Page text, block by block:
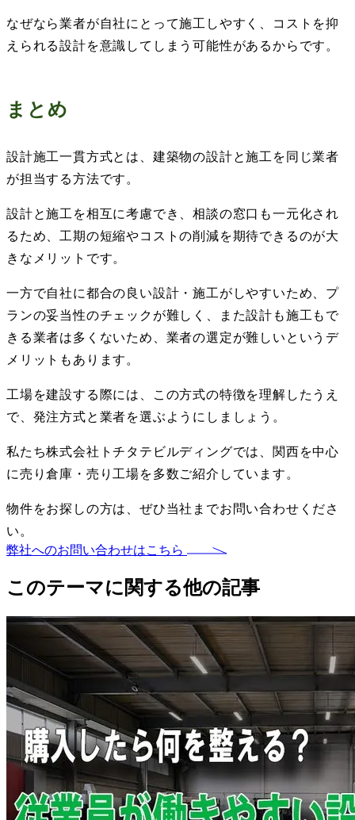
なぜなら業者が自社にとって施工しやすく、コストを抑
えられる設計を意識してしまう可能性があるからです。
まとめ
設計施工一貫方式とは、建築物の設計と施工を同じ業者
が担当する方法です。
設計と施工を相互に考慮でき、相談の窓口も一元化され
るため、工期の短縮やコストの削減を期待できるのが大
きなメリットです。
一方で自社に都合の良い設計・施工がしやすいため、プ
ランの妥当性のチェックが難しく、また設計も施工もで
きる業者は多くないため、業者の選定が難しいというデ
メリットもあります。
工場を建設する際には、この方式の特徴を理解したうえ
で、発注方式と業者を選ぶようにしましょう。
私たち株式会社トチタテビルディングでは、関西を中心
に売り倉庫・売り工場を多数ご紹介しています。
物件をお探しの方は、ぜひ当社までお問い合わせくださ
い。
弊社へのお問い合わせはこちら
このテーマに関する他の記事